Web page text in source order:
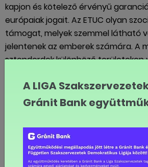
kapjon és kötelező érvényű
európaiak jogait. Az ETUC olyan
támogat, melyek szemmel látható
jelentenek az emberek számára. A
sztenderdek különböző területeken
szegénység leküzdése érdekében
a minimálbér mellett a minimális
kérdését is. A magyar résztvevők a
hangsúlyozták, hogy az SZJEP ne
hanem Európa egészére
A digitalizáció és a klímaváltozás
A LIGA
Gránit Bank